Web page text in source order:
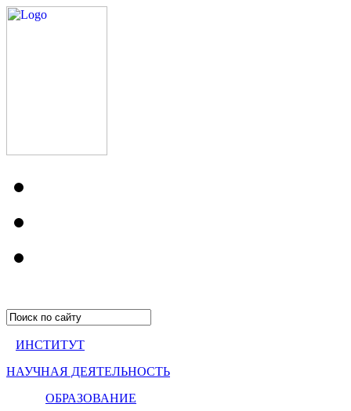
ИНСТИТУТ
НАУЧНАЯ ДЕЯТЕЛЬНОСТЬ
ОБРАЗОВАНИЕ